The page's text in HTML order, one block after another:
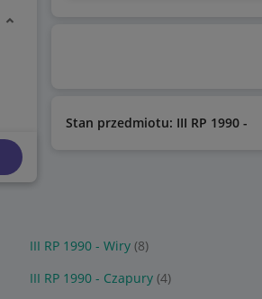
Stan przedmiotu: III RP 1990 -
III RP 1990 - Wiry (8)
III RP 1990 - Czapury (4)